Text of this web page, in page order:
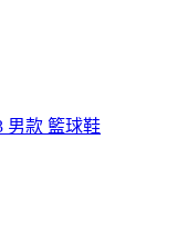
男款 籃球鞋